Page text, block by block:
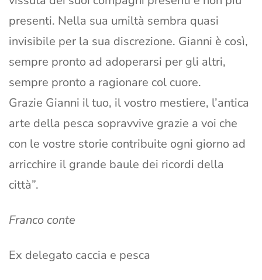
presenti. Nella sua umiltà sembra quasi
invisibile per la sua discrezione. Gianni è così,
sempre pronto ad adoperarsi per gli altri,
sempre pronto a ragionare col cuore.
Grazie Gianni il tuo, il vostro mestiere, l’antica
arte della pesca sopravvive grazie a voi che
con le vostre storie contribuite ogni giorno ad
arricchire il grande baule dei ricordi della
città”.
Franco conte
Ex delegato caccia e pesca